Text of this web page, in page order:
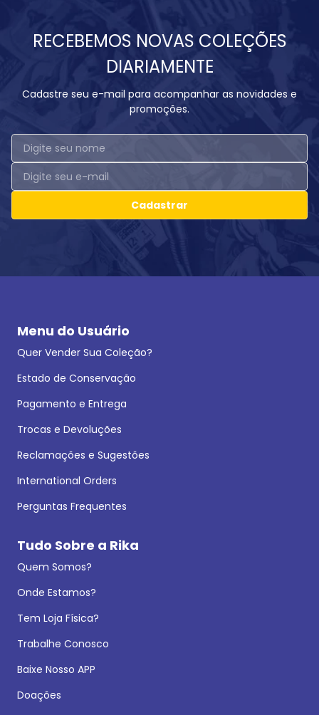
RECEBEMOS NOVAS COLEÇÕES
DIARIAMENTE
Cadastre seu e-mail para acompanhar as novidades e
promoções.
Cadastrar
Menu do Usuário
Quer Vender Sua Coleção?
Estado de Conservação
Pagamento e Entrega
Trocas e Devoluções
Reclamações e Sugestões
International Orders
Perguntas Frequentes
Tudo Sobre a Rika
Quem Somos?
Onde Estamos?
Tem Loja Física?
Trabalhe Conosco
Baixe Nosso APP
Doações